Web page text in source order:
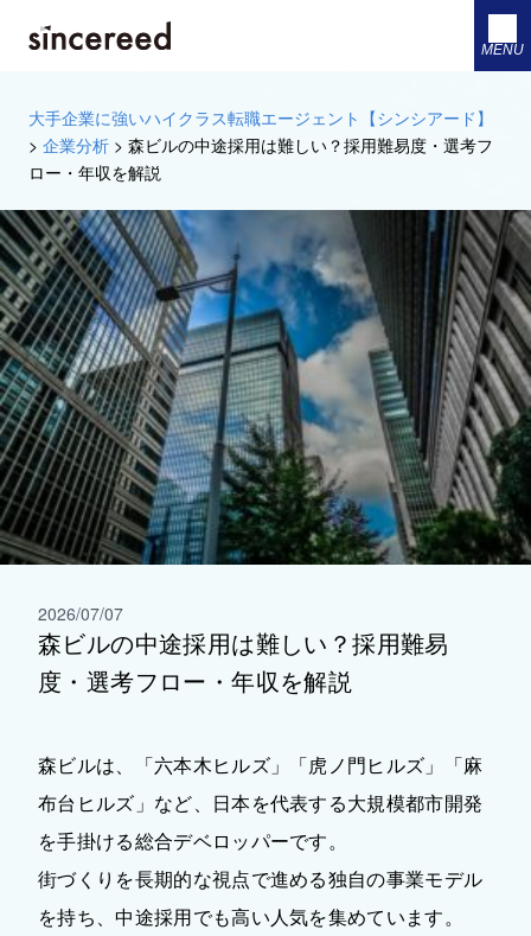
MENU
大手企業に強いハイクラス転職エージェント【シンシアード】
> 企業分析 > 森ビルの中途採用は難しい？採用難易度・選考フ
ロー・年収を解説
2026/07/07
森ビルの中途採用は難しい？採用難易
度・選考フロー・年収を解説
森ビルは、「六本木ヒルズ」「虎ノ門ヒルズ」「麻
布台ヒルズ」など、日本を代表する大規模都市開発
を手掛ける総合デベロッパーです。
街づくりを長期的な視点で進める独自の事業モデル
を持ち、中途採用でも高い人気を集めています。